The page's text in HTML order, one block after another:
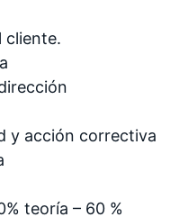
cliente.
y acción correctiva
teoría – 60 %